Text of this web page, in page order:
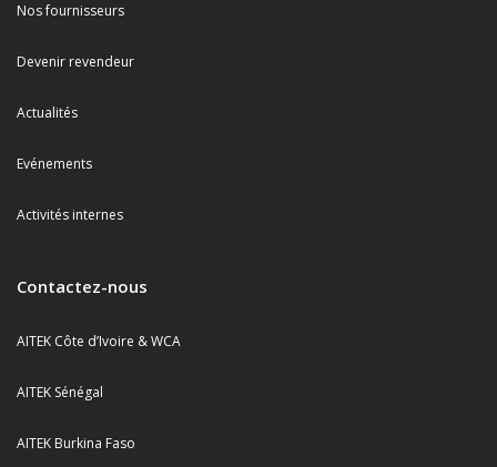
Nos fournisseurs
Devenir revendeur
Actualités
Evénements
Activités internes
Contactez-nous
AITEK Côte d’Ivoire & WCA
AITEK Sénégal
AITEK Burkina Faso